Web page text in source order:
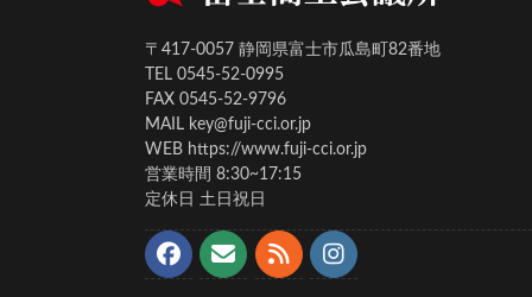
〒417-0057 静岡県富士市瓜島町82番地
TEL 0545-52-0995
FAX 0545-52-9796
MAIL key@fuji-cci.or.jp
WEB https://www.fuji-cci.or.jp
営業時間 8:30~17:15
定休日 土日祝日